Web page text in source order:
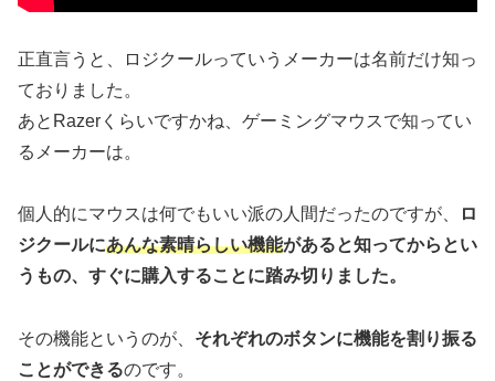
正直言うと、ロジクールっていうメーカーは名前だけ知っ
ておりました。
あとRazerくらいですかね、ゲーミングマウスで知ってい
るメーカーは。
個人的にマウスは何でもいい派の人間だったのですが、
ロ
ジクールにあんな素晴らしい機能があると知ってからとい
うもの、すぐに購入することに踏み切りました。
その機能というのが、 それぞれのボタンに機能を割り振る
ことができるのです。